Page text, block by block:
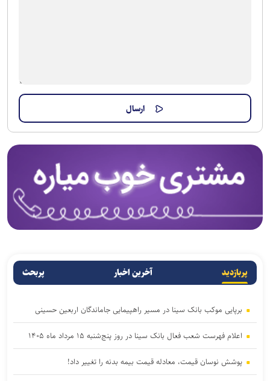
پربازدید آخرین اخبار پربحث
برپایی موکب بانک سینا در مسیر راهپیمایی جاماندگان اربعین حسینی
اعلام فهرست شعب فعال بانک سینا در روز پنج‌شنبه ۱۵ مرداد ماه ۱۴۰۵
پوشش نوسان قیمت، معادله قیمت بیمه بدنه را تغییر داد!